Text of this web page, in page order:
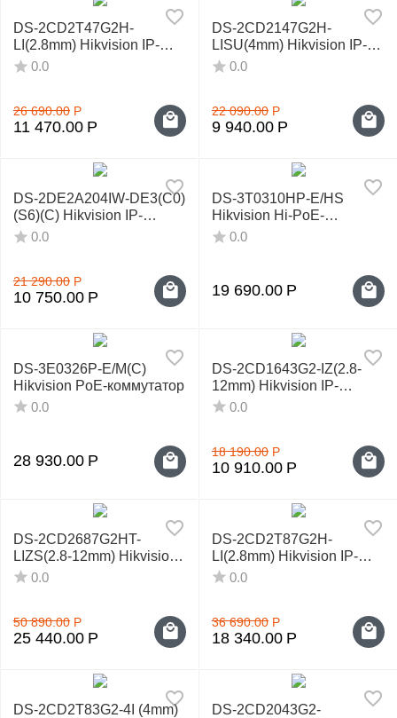
DS-2CD2T47G2H-
LI(2.8mm) Hikvision IP-
видеокамера
0.0
26 690.00 Р
11 470.00 Р
DS-2CD2147G2H-
LISU(4mm) Hikvision IP-
видеокамера
0.0
22 090.00 Р
9 940.00 Р
DS-2DE2A204IW-DE3(C0)
(S6)(C) Hikvision IP-
камера поворотная
0.0
21 290.00 Р
10 750.00 Р
DS-3T0310HP-E/HS
Hikvision Hi-PoE-
коммутатор
0.0
19 690.00 Р
DS-3E0326P-E/M(С)
Hikvision PoE-коммутатор
0.0
28 930.00 Р
DS-2CD1643G2-IZ(2.8-
12mm) Hikvision IP-
видеокамера
0.0
18 190.00 Р
10 910.00 Р
DS-2CD2687G2HT-
LIZS(2.8-12mm) Hikvision
IP-видеокамера
0.0
50 890.00 Р
25 440.00 Р
DS-2CD2T87G2H-
LI(2.8mm) Hikvision IP-
видеокамера
0.0
36 690.00 Р
18 340.00 Р
DS-2CD2T83G2-4I (4mm) DS-2CD2043G2-